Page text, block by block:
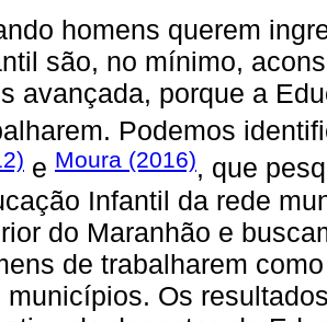
homens querem
são, no mínimo,
avançada, porque a
Podemos
e Moura (2016), que
Infantil da rede
do Maranhão e
de trabalharem
municípios. Os